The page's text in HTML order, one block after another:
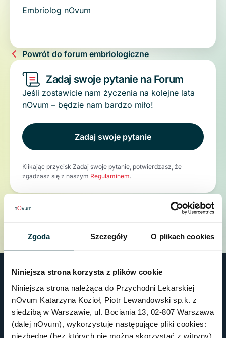
Zgoda Szczegóły O plikach cookies
Niniejsza strona korzysta z plików cookie
Niniejsza strona należąca do Przychodni Lekarskiej
nOvum Katarzyna Kozioł, Piotr Lewandowski sp.k. z
siedzibą w Warszawie, ul. Bociania 13, 02-807 Warszawa
(dalej nOvum), wykorzystuje następujące pliki cookies:
niezbędne (bez których nie można skorzystać z witryny),
Embriolog nOvum
Powrót do forum embriologiczne
Zadaj swoje pytanie na Forum
Jeśli zostawicie nam życzenia na kolejne lata
nOvum – będzie nam bardzo miło!
Zadaj swoje pytanie
Klikając przycisk Zadaj swoje pytanie, potwierdzasz, że
zgadzasz się z naszym Regulaminem.
Klinika